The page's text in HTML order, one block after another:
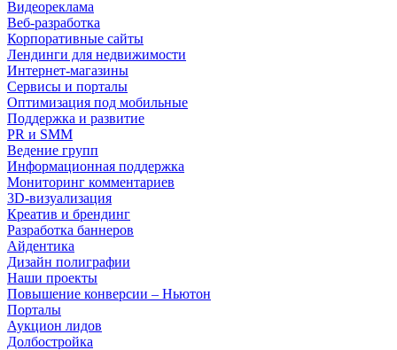
Видеореклама
Веб-разработка
Корпоративные сайты
Лендинги для недвижимости
Интернет-магазины
Сервисы и порталы
Оптимизация под мобильные
Поддержка и развитие
PR и SMM
Ведение групп
Информационная поддержка
Мониторинг комментариев
3D-визуализация
Креатив и брендинг
Разработка баннеров
Айдентика
Дизайн полиграфии
Наши проекты
Повышение конверсии – Ньютон
Порталы
Аукцион лидов
Долбостройка